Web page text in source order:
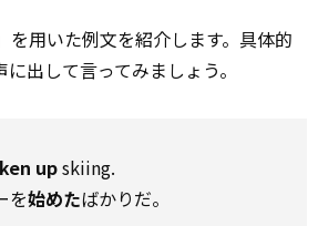
を用いた例文を紹介します。具体的
出して言ってみましょう。
upskiing.
を始めたばかりだ。